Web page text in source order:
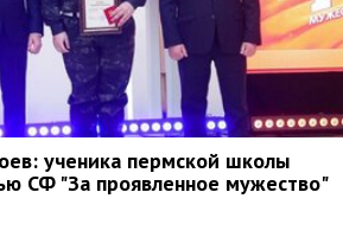
ученика пермской школы
СФ "За проявленное мужество"